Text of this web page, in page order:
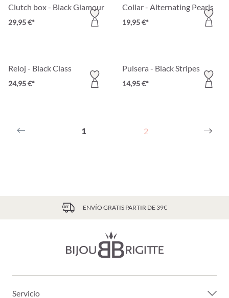
Clutch box - Black Glamour
29,95 €*
Collar - Alternating Pearls
19,95 €*
Reloj - Black Class
24,95 €*
Pulsera - Black Stripes
14,95 €*
1 2
ENVÍO GRATIS PARTIR DE 39€
Servicio